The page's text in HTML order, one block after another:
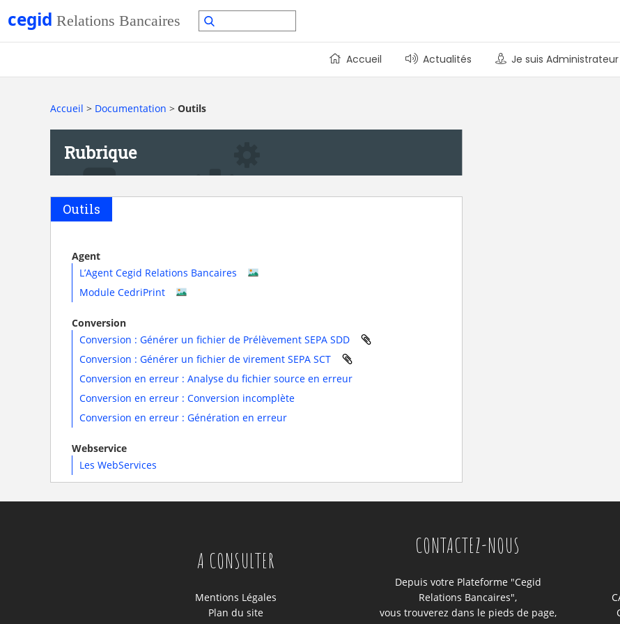
Accueil Actualités Je suis Administrateur
Accueil > Documentation > Outils
Rubrique
Outils
Agent
L’Agent Cegid Relations Bancaires
Module CedriPrint
Conversion
Conversion : Générer un fichier de Prélèvement SEPA SDD
Conversion : Générer un fichier de virement SEPA SCT
Conversion en erreur : Analyse du fichier source en erreur
Conversion en erreur : Conversion incomplète
Conversion en erreur : Génération en erreur
Webservice
Les WebServices
A CONSULTER
Mentions Légales
Plan du site
CONTACTEZ-NOUS
Depuis votre Plateforme "Cegid
Relations Bancaires",
vous trouverez dans le pieds de page,